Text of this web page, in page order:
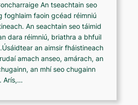
An tseachtain seo
foghlaim faoin gcéad réimniú
An seachtain seo táimid
dara réimniú, briathra a bhfuil
an aimsir fháistineach
amach anseo, amárach, an
an mhí seo chugainn
Arís,…